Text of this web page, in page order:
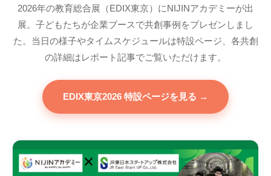
2026年の教育総合展（EDIX東京）にNIJINアカデミーが出
展。子どもたちが企業ブースで共創事例をプレゼンしまし
た。当日の様子やタイムスケジュールは特設ページ、各共創
の詳細はレポート記事でご覧いただけます。
EDIX東京2026 特設ページを見る →